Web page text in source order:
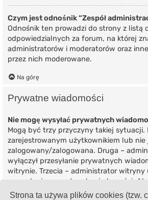
Strona ta używa plików cookies (tzw.
Czym jest odnośnik “Zespół
Odnośnik ten prowadzi do strony z listą
odpowiedzialnych za forum, na której
administratorów i moderatorów oraz
przez nich moderowane.
Na górę
Prywatne wiadomości
Nie mogę wysyłać prywatnych
Mogą być trzy przyczyny takiej sytuacji.
zarejestrowanym użytkownikiem lub nie
zalogowany/zalogowana. Druga –
wyłączył przesyłanie prywatnych
witrynie. Trzecia – administrator witryny
przesyłanie prywatnych wiadomości.
informacji, skontaktuj się z